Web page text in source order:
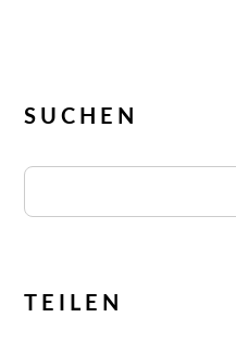
SUCHEN
TEILEN